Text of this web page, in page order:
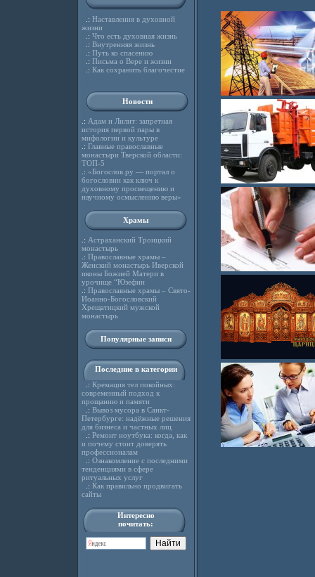
.: Наставления в духовной
жизни
.: Что есть духовная жизнь
.: Внутренняя жизнь
.: Путь ко спасению
.: Письма о Вере и жизни
.: Как сохранить благочестие
Новости
.: Адам и Лилит: запретная
история первой пары в
мифологии и культуре
.: Главные православные
монастыри Тверской области:
ТОП-5
.: «Богослов.ру — портал о
богословии как ключ к
духовному просвещению и
научному осмыслению веры»
Храмы
.: Астраханский Троицкий
монастырь
.: Православные храмы –
Женский монастырь Иверской
иконы Божией Матери в
урочище “Юзефин
.: Православные храмы – Свято-
Иоанно-Богословский
Хрещатицкий мужской
монастырь
Популярные записи
Последние в категории
.: Кремация тел покойных:
современный подход к
прощанию и памяти
.: Вывоз мусора в Санкт-
Петербурге: надёжные решения
для бизнеса и частных лиц
.: Ремонт ноутбука: когда, как
и почему стоит доверять
профессионалам
.: Ознакомление с последними
тенденциями в сфере
ритуальных услуг
.: Как правильно продвигать
сайты
Интересно
почитать: